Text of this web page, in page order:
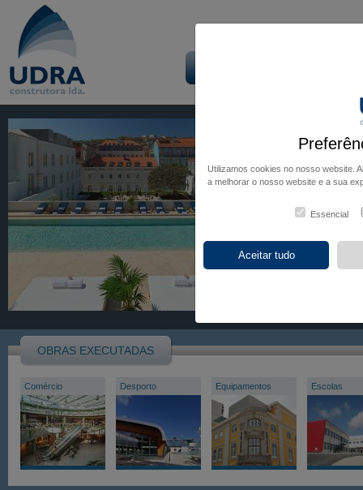
Utilizamos cookies no nosso website.
a melhorar o nosso website e a sua
Essencial
OBRAS EXECUTADAS
Comércio Desporto Equipamentos Escolas